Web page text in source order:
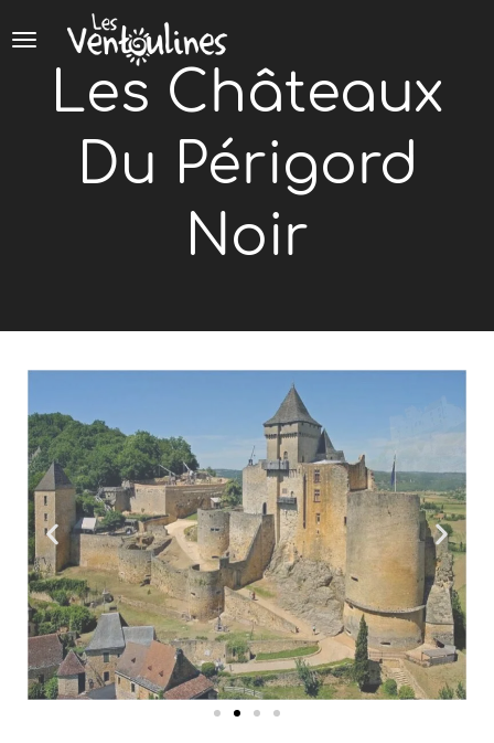
Les Châteaux
Du Périgord
Noir
Panneau de gestion des cookies